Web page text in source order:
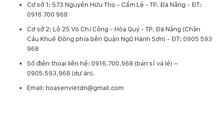
Cơ sở 1: 573 Nguyễn Hữu Thọ - Cẩm Lệ - TP. Đà Nẵng - ĐT:
0916 700 968
Cơ sở 2: Lô 25 Võ Chí Công - Hòa Quý - TP. Đà Nẵng (Chân
Cầu Khuê Đông phía bên Quận Ngũ Hành Sơn) - ĐT: 0905 593
968
​Số điện thoại liên hệ: 0916.700.968 (bán sỉ và lẻ) –
0905.593.968 (dự án).
Email: hoasenvietdn@gmail.com